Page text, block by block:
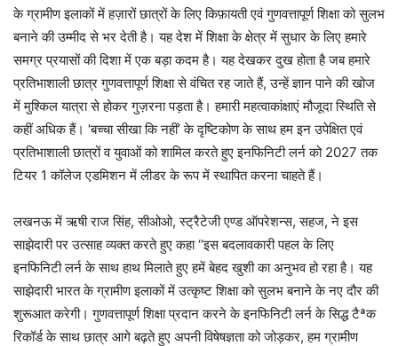
के ग्रामीण इलाकों में हज़ारों छात्रों के लिए किफ़ायती एवं गुणवत्तापूर्ण शिक्षा को सुलभ
बनाने की उम्मीद से भर देती है। यह देश में शिक्षा के क्षेत्र में सुधार के लिए हमारे
समग्र प्रयासों की दिशा में एक बड़ा कदम है। यह देखकर दुख होता है जब हमारे
प्रतिभाशाली छात्र गुणवत्तापूर्ण शिक्षा से वंचित रह जाते हैं, उन्हें ज्ञान पाने की खोज
में मुश्किल यात्रा से होकर गुज़रना पड़ता है। हमारी महत्वाकांक्षाएं मौजूदा स्थिति से
कहीं अधिक हैं। ‘बच्चा सीखा कि नहीं’ के दृष्टिकोण के साथ हम इन उपेक्षित एवं
प्रतिभाशाली छात्रों व युवाओं को शामिल करते हुए इनफिनिटी लर्न को 2027 तक
टियर 1 कॉलेज एडमिशन में लीडर के रूप में स्थापित करना चाहते हैं।
लखनऊ में ऋषी राज सिंह, सीओओ, स्ट्रैटेजी एण्ड ऑपरेशन्स, सहज, ने इस
साझेदारी पर उत्साह व्यक्त करते हुए कहा ‘‘इस बदलावकारी पहल के लिए
इनफिनिटी लर्न के साथ हाथ मिलाते हुए हमें बेहद खुशी का अनुभव हो रहा है। यह
साझेदारी भारत के ग्रामीण इलाकों में उत्कृष्ट शिक्षा को सुलभ बनाने के नए दौर की
शुरूआत करेगी। गुणवत्तापूर्ण शिक्षा प्रदान करने के इनफिनिटी लर्न के सिद्ध टैªक
रिकॉर्ड के साथ छात्र आगे बढ़ते हुए अपनी विषेषज्ञता को जोड़कर, हम ग्रामीण